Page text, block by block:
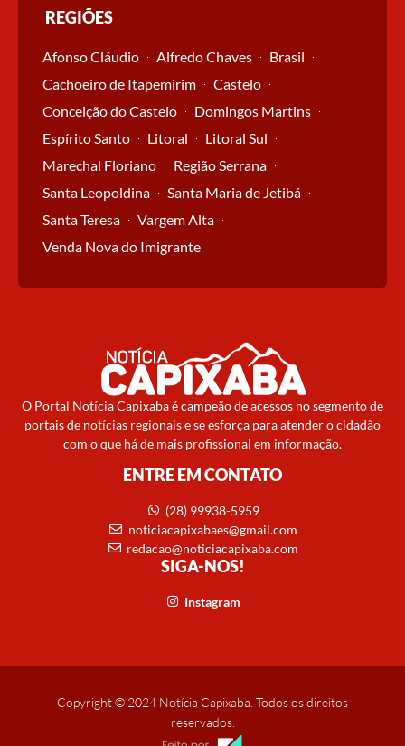
REGIÕES
Afonso Cláudio Alfredo Chaves
Brasil
Cachoeiro de Itapemirim
Castelo
Conceição do Castelo
Domingos Martins
Espírito Santo
Litoral
Litoral Sul
Marechal Floriano
Região Serrana
Santa Leopoldina
Santa Maria de Jetibá
Santa Teresa
Vargem Alta
Venda Nova do Imigrante
O Portal Notícia Capixaba é campeão de acessos no segmento de
portais de notícias regionais e se esforça para atender o cidadão
com o que há de mais profissional em informação.
ENTRE EM CONTATO
(28) 99938-5959
noticiacapixabaes@gmail.com
redacao@noticiacapixaba.com
SIGA-NOS!
Instagram
Copyright © 2024 Notícia Capixaba. Todos os direitos
reservados.